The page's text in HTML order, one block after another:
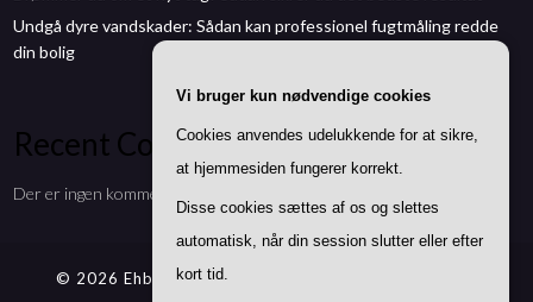
Undgå dyre vandskader: Sådan kan professionel fugtmåling redde
din bolig
Recent Comments
Der er ingen kommentarer at vise.
© 2026 Ehbmontøren.dk
Vi bruger kun nødvendige cookies
Cookies anvendes udelukkende for at sikre,
at hjemmesiden fungerer korrekt.
Disse cookies sættes af os og slettes
automatisk, når din session slutter eller efter
kort tid.